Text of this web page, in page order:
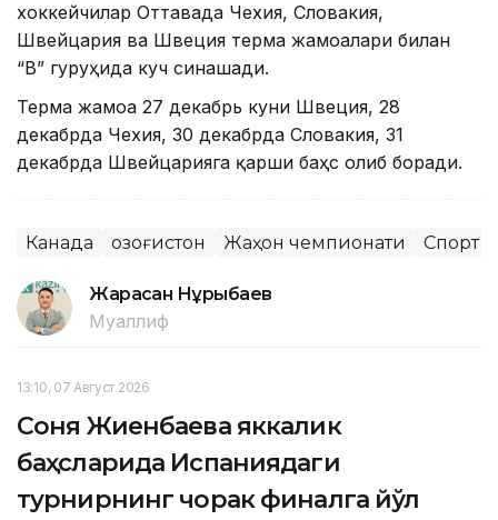
хоккейчилар Оттавада Чехия, Словакия,
Швейцария ва Швеция терма жамоалари билан
“B” гуруҳида куч синашади.
Терма жамоа 27 декабрь куни Швеция, 28
декабрда Чехия, 30 декабрда Словакия, 31
декабрда Швейцарияга қарши баҳс олиб боради.
Канада Қозоғистон Жаҳон чемпионати Спорт
Жарасқан Нұрыбаев
Муаллиф
13:10, 07 Август 2026
Соня Жиенбаева яккалик
баҳсларида Испаниядаги
турнирнинг чорак финалга йўл